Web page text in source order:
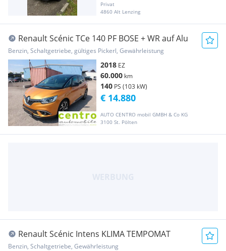
Privat
4860 Alt Lenzing
Renault Scénic TCe 140 PF BOSE + WR auf Alu
Benzin, Schaltgetriebe, gültiges Pickerl, Gewährleistung
2018 EZ
60.000 km
140 PS (103 kW)
AUTO CENTRO mobil GMBH & Co KG
3100 St. Pölten
€ 14.880
Renault Scénic Intens KLIMA TEMPOMAT
Benzin, Schaltgetriebe, Gewährleistung